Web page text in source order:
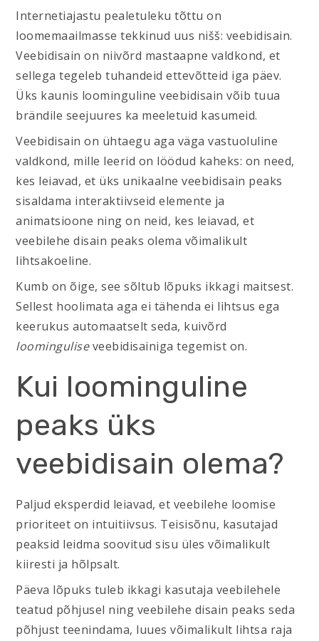
Internetiajastu pealetuleku tõttu on
loomemaailmasse tekkinud uus nišš: veebidisain.
Veebidisain on niivõrd mastaapne valdkond, et
sellega tegeleb tuhandeid ettevõtteid iga päev.
Üks kaunis loominguline veebidisain võib tuua
brändile seejuures ka meeletuid kasumeid.
Veebidisain on ühtaegu aga väga vastuoluline
valdkond, mille leerid on löödud kaheks: on need,
kes leiavad, et üks unikaalne veebidisain peaks
sisaldama interaktiivseid elemente ja
animatsioone ning on neid, kes leiavad, et
veebilehe disain peaks olema võimalikult
lihtsakoeline.
Kumb on õige, see sõltub lõpuks ikkagi maitsest.
Sellest hoolimata aga ei tähenda ei lihtsus ega
keerukus automaatselt seda, kuivõrd
loominguliseveebidisainiga tegemist on.
Kui loominguline
peaks üks
veebidisain olema?
Paljud eksperdid leiavad, et veebilehe loomise
prioriteet on intuitiivsus. Teisisõnu, kasutajad
peaksid leidma soovitud sisu üles võimalikult
kiiresti ja hõlpsalt.
Päeva lõpuks tuleb ikkagi kasutaja veebilehele
teatud põhjusel ning veebilehe disain peaks seda
põhjust teenindama, luues võimalikult lihtsa raja